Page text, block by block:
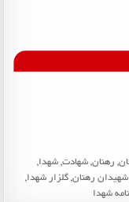
, رهنان,شهادت,شهدا,
شهیدان رهنان,گلزار شهدا,
شهدا